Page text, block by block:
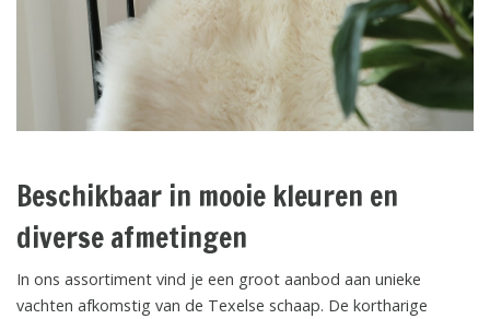
Beschikbaar in mooie kleuren en
diverse afmetingen
In ons assortiment vind je een groot aanbod aan unieke
vachten afkomstig van de Texelse schaap. De kortharige